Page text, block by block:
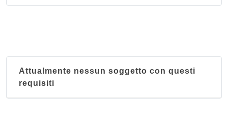
Attualmente nessun soggetto con questi
requisiti